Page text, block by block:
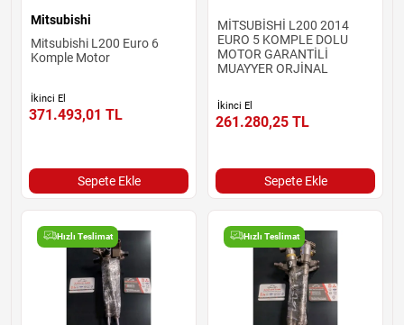
Mitsubishi
Mitsubishi L200 Euro 6
Komple Motor
İkinci El
371.493,01 TL
Sepete Ekle
MİTSUBİSHİ L200 2014
EURO 5 KOMPLE DOLU
MOTOR GARANTİLİ
MUAYYER ORJİNAL
İkinci El
261.280,25 TL
Sepete Ekle
Hızlı Teslimat Hızlı Teslimat